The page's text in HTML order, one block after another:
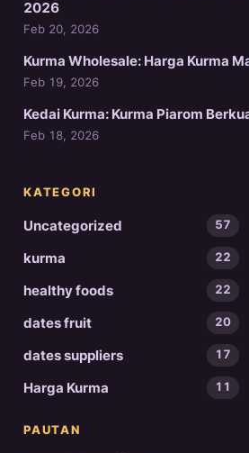
2026
Feb 20, 2026
Kurma Wholesale: Harga Kurma
Feb 19, 2026
Kedai Kurma: Kurma Piarom
Feb 18, 2026
KATEGORI
Uncategorized 57
kurma 22
healthy foods 22
dates fruit 20
dates suppliers 17
Harga Kurma 11
PAUTAN